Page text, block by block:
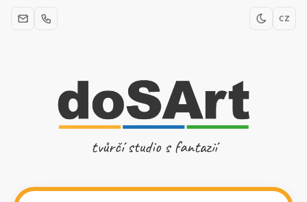
CZ
tvůrčí studio s fantazií